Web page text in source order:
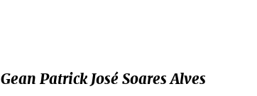
Gean Patrick José Soares Alves